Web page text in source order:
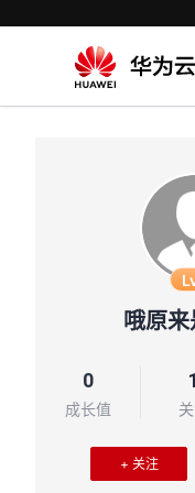
哦原
0
成长值
1
+ 关注